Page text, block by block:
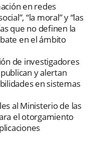
en redes
“la moral” y “las
que no definen la
en el ámbito
de investigadores
y alertan
en sistemas
al Ministerio de las
el otorgamiento